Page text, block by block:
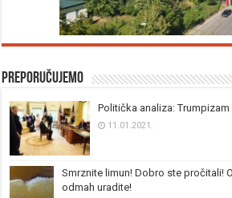
Preporučujemo
Politička analiza: Trumpizam
11.01.2021.
Smrznite limun! Dobro ste pročitali!
odmah uradite!